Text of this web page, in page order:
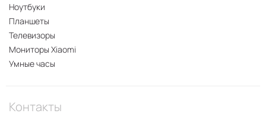
Ноутбуки
Планшеты
Телевизоры
Мониторы Xiaomi
Умные часы
Контакты